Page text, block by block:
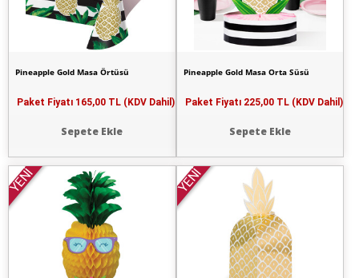
Pineapple Gold Masa Örtüsü
Paket Fiyatı 165,00 TL (KDV Dahil)
Sepete Ekle
Pineapple Gold Masa Orta Süsü
Paket Fiyatı 225,00 TL (KDV Dahil)
Sepete Ekle
YENİ YENİ